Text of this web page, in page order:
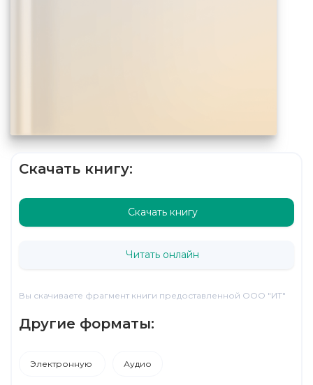
Скачать книгу:
Скачать книгу
Читать онлайн
Вы скачиваете фрагмент книги предоставленной ООО "ИТ"
Другие форматы:
Электронную Аудио